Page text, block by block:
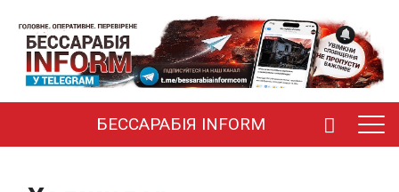
БЕССАРАБІЯ INFORM